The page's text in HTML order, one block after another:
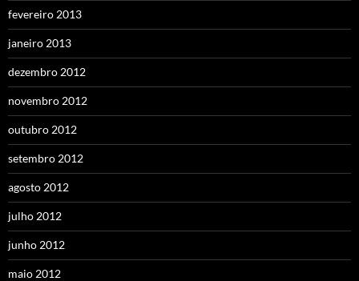
fevereiro 2013
janeiro 2013
dezembro 2012
novembro 2012
outubro 2012
setembro 2012
agosto 2012
julho 2012
junho 2012
maio 2012